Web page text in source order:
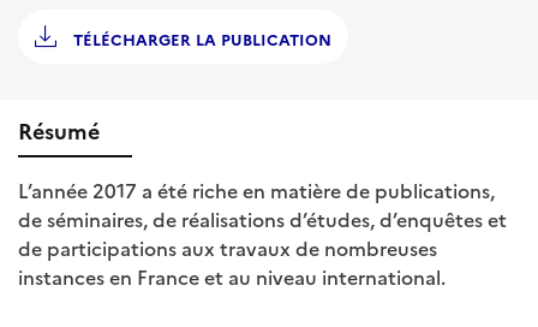
TÉLÉCHARGER LA PUBLICATION
Résumé
L’année 2017 a été riche en matière de publications,
de séminaires, de réalisations d’études, d’enquêtes et
de participations aux travaux de nombreuses
instances en France et au niveau international.